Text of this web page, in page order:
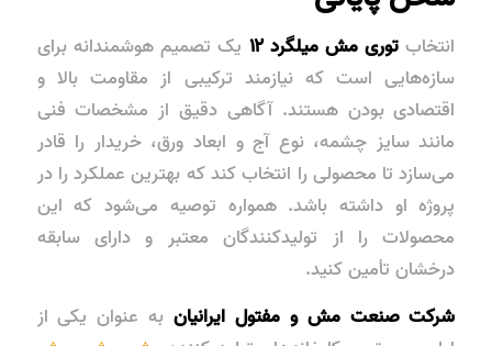
انتخاب توری مش میلگرد ۱۲
یک تصمیم هوشمندانه برای
سازه‌هایی است که نیازمند ترکیبی از مقاومت بالا و
اقتصادی بودن هستند. آگاهی دقیق از مشخصات فنی
مانند سایز چشمه، نوع آج و ابعاد ورق، خریدار را قادر
می‌سازد تا محصولی را انتخاب کند که بهترین عملکرد را در
پروژه او داشته باشد. همواره توصیه می‌شود که این
محصولات را از تولیدکنندگان معتبر و دارای سابقه
درخشان تأمین کنید.
شرکت صنعت مش و مفتول ایرانیانبه عنوان یکی از